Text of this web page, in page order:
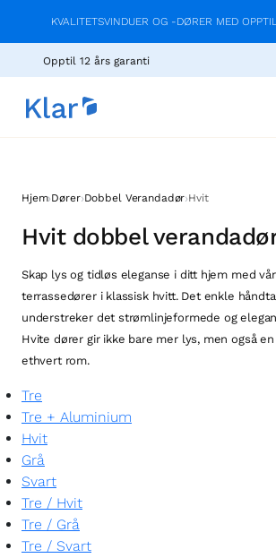
KVALITETSVINDUER OG -DØRER MED
Opptil 12 års garanti
Hjem›Dører›Dobbel Verandadør›Hvit
Hvit dobbel
Skap lys og tidløs eleganse i ditt hjem med
terrassedører i klassisk hvitt. Det enkle
understreker det strømlinjeformede og
Hvite dører gir ikke bare mer lys, men også
ethvert rom.
Tre
Tre + Aluminium
Hvit
Grå
Svart
Tre / Hvit
Tre / Grå
Tre / Svart